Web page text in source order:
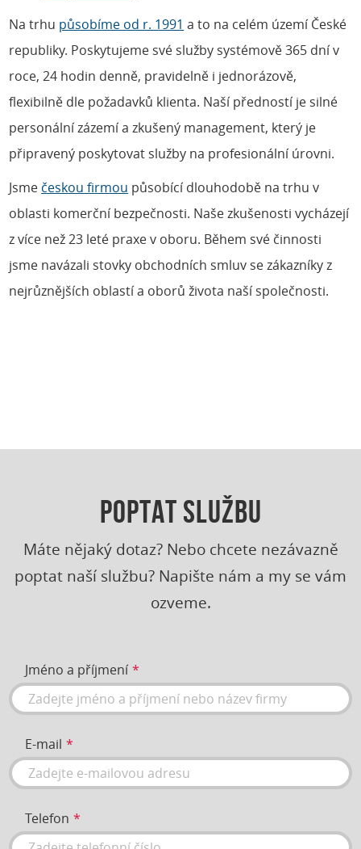
Na trhu působíme od r. 1991 a to na celém území České
republiky. Poskytujeme své služby systémově 365 dní v
roce, 24 hodin denně, pravidelně i jednorázově,
flexibilně dle požadavků klienta. Naší předností je silné
personální zázemí a zkušený management, který je
připravený poskytovat služby na profesionální úrovni.
Jsme českou firmou působící dlouhodobě na trhu v
oblasti komerční bezpečnosti. Naše zkušenosti vycházejí
z více než 23 leté praxe v oboru. Během své činnosti
jsme navázali stovky obchodních smluv se zákazníky z
nejrůznějších oblastí a oborů života naší společnosti.
POPTAT SLUŽBU
Máte nějaký dotaz? Nebo chcete nezávazně
poptat naší službu? Napište nám a my se vám
ozveme.
Jméno a příjmení
E-mail
Telefon